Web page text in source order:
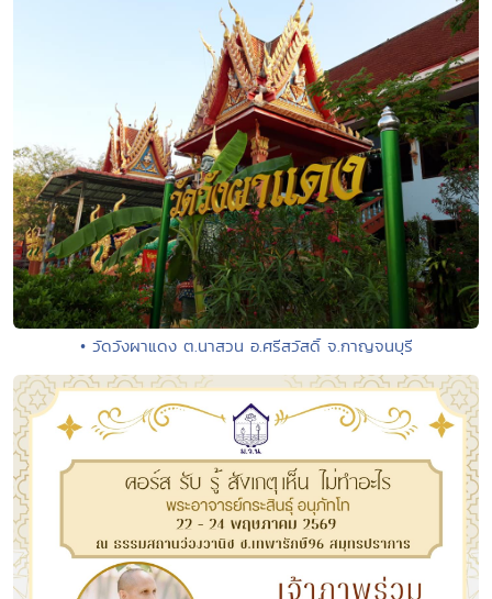
• วัดวังผาแดง ต.นาสวน อ.ศรีสวัสดิ์ จ.กาญจนบุรี